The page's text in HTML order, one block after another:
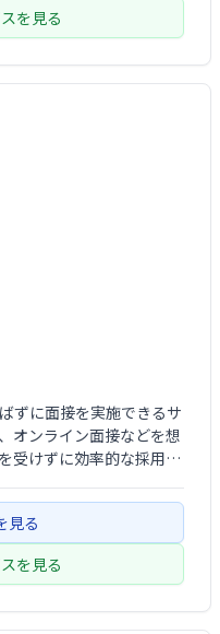
を見る
ずに面接を実施できるサ
オンライン面接などを想
受けずに効率的な採用活
方法を提供します。
見る
を見る